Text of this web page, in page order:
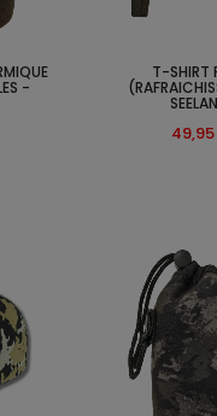
-
T-SHIRT
49,95